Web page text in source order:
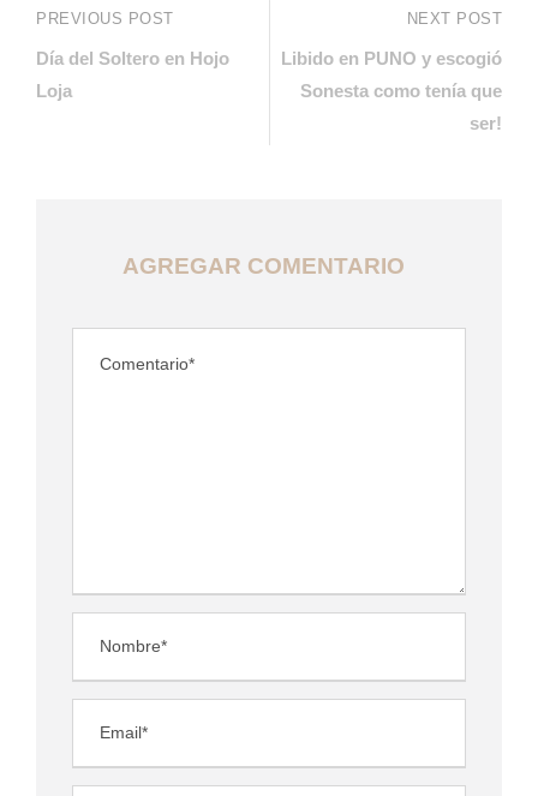
PREVIOUS POST
Día del Soltero en Hojo
Loja
NEXT POST
Libido en PUNO y escogió
Sonesta como tenía que
ser!
AGREGAR COMENTARIO